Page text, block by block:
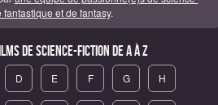
fantastique et de fantasy.
de science-fiction de A à Z
D E F G H